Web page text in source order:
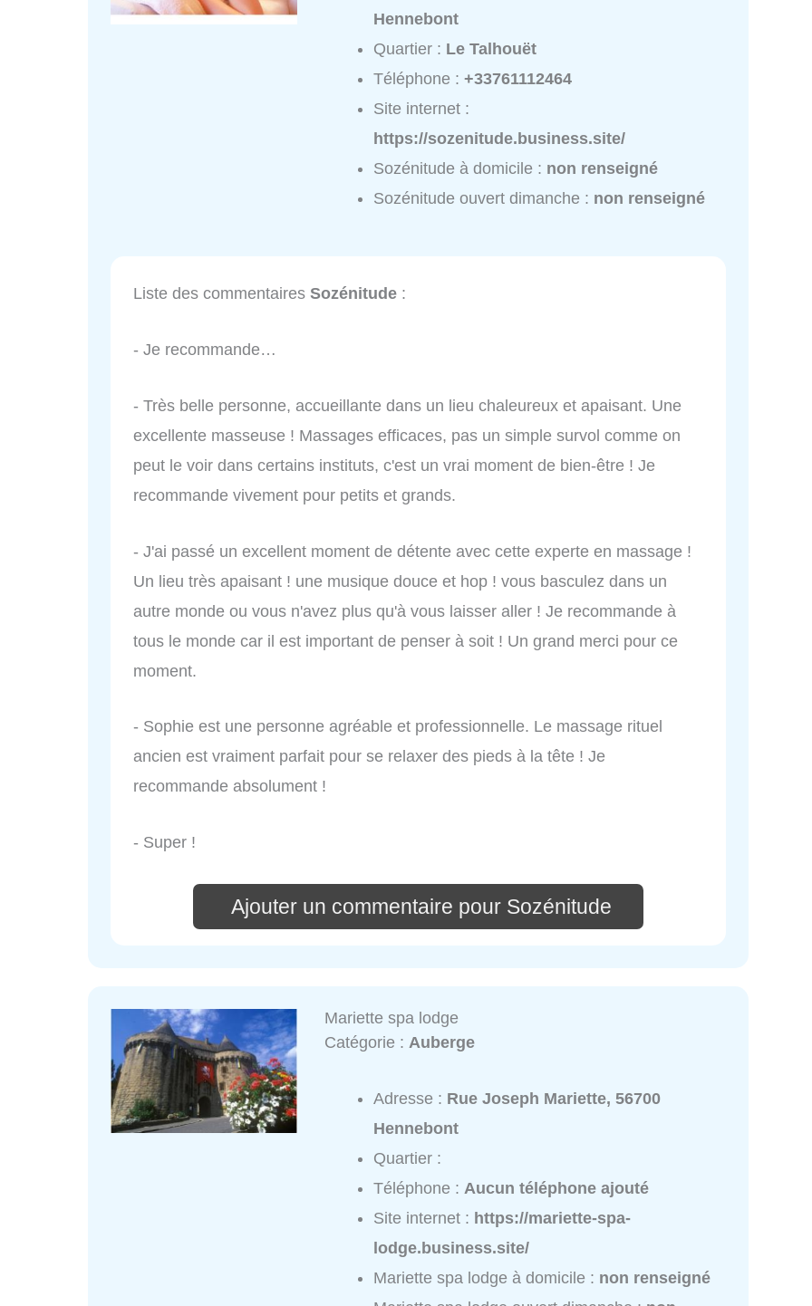
Hennebont
Quartier : Le Talhouët
Téléphone :+33761112464
Site internet :
https://sozenitude.business.site/
Sozénitude à domicile : non renseigné
Sozénitude ouvert dimanche : non renseigné
Liste des commentaires Sozénitude :
- Je recommande…
- Très belle personne, accueillante dans un lieu chaleureux et apaisant. Une
excellente masseuse ! Massages efficaces, pas un simple survol comme on
peut le voir dans certains instituts, c'est un vrai moment de bien-être ! Je
recommande vivement pour petits et grands.
- J'ai passé un excellent moment de détente avec cette experte en massage !
Un lieu très apaisant ! une musique douce et hop ! vous basculez dans un
autre monde ou vous n'avez plus qu'à vous laisser aller ! Je recommande à
tous le monde car il est important de penser à soit ! Un grand merci pour ce
moment.
- Sophie est une personne agréable et professionnelle. Le massage rituel
ancien est vraiment parfait pour se relaxer des pieds à la tête ! Je
recommande absolument !
- Super !
Ajouter un commentaire pour Sozénitude
Mariette spa lodge
Catégorie : Auberge
Adresse : Rue Joseph Mariette, 56700
Hennebont
Quartier :
Téléphone : Aucun téléphone ajouté
Site internet : https://mariette-spa-
lodge.business.site/
Mariette spa lodge à domicile : non renseigné